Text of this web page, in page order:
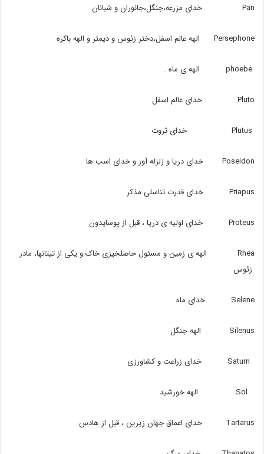
Pan خدای مزرعه،‌جنگل،‌جانوران و شبانان
Persephone الهه عالم اسفل،‌دختر زئوس و دیمتر و الهه باکره
Pluto خدای عالم اسفل
Poseidon خدای دریا و زلزله آور و خدای اسب ها
Priapus خدای قدرت تناسلی مذکر
Proteus خدای اولیه ی دریا ، قبل از پوسایدون
Rhea الهه ی زمین و مسئول حاصلخیزی خاک و یکی از تیتانها،‌ مادر
زئوس
Selene خدای ماه
Silenus الهه جنگل
Tartarus خدای اعماق جهان زیرین ، قبل از هادس